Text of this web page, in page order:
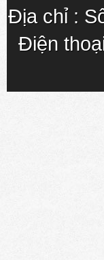
Địa chỉ :
Điện